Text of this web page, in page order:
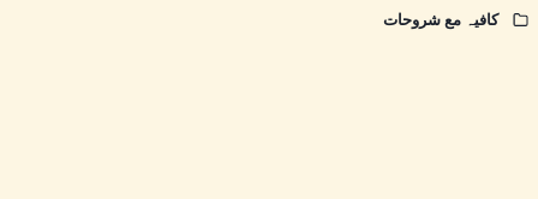
کافیہ مع شروحات